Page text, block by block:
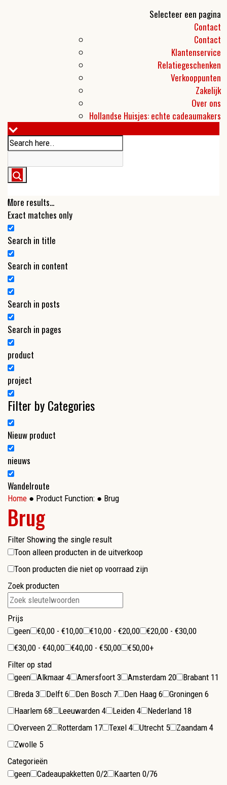
Selecteer een pagina
Contact
Contact
Klantenservice
Relatiegeschenken
Verkooppunten
Zakelijk
Over ons
Hollandse Huisjes: echte cadeaumakers
More results...
Exact matches only
Search in title
Search in content
Search in posts
Search in pages
product
project
Filter by Categories
Nieuw product
nieuws
Wandelroute
Home ● Product Function: ● Brug
Brug
Filter Showing the single result
Toon alleen producten in de uitverkoop
Toon producten die niet op voorraad zijn
Zoek producten
Prijs
geen
€0,00 - €10,00 €10,00 - €20,00
€20,00 - €30,00
€30,00 - €40,00
€40,00 - €50,00
€50,00+
Filter op stad
geen
Alkmaar 4 Amersfoort 3 Amsterdam 20 Brabant 11
Breda 3 Delft 6 Den Bosch 7 Den Haag 6 Groningen 6
Haarlem 68 Leeuwarden 4 Leiden 4 Nederland 18
Overveen 2 Rotterdam 17 Texel 4 Utrecht 5 Zaandam 4
Zwolle 5
Categorieën
geen
Cadeaupakketten 0/2 Kaarten 0/76